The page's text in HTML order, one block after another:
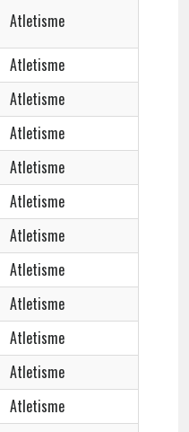
Atletisme
Atletisme
Atletisme
Atletisme
Atletisme
Atletisme
Atletisme
Atletisme
Atletisme
Atletisme
Atletisme
Atletisme